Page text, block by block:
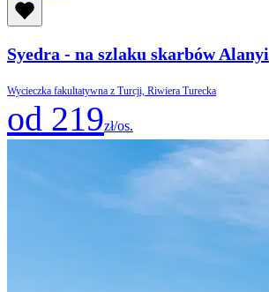
Syedra - na szlaku skarbów Alanyi
Wycieczka fakultatywna z Turcji, Riwiera Turecka
od 219zł/os.